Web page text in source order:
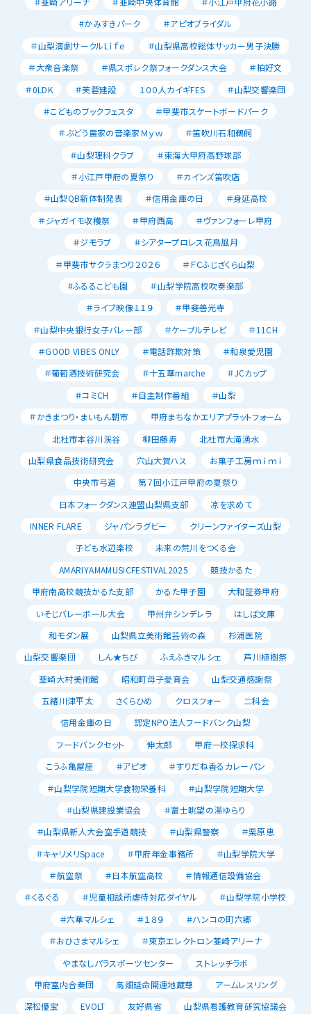
#かみすきパーク
＃アピオブライダル
＃山梨演劇サークルLｉｆｅ
＃山梨県高校総体サッカー男子決勝
＃大衆音楽祭
＃県スポレク祭フォークダンス大会
＃柏好文
＃0LDK
＃芙蓉建設 １００人カイギFES
＃山梨交響楽団
＃こどものブックフェスタ
＃甲斐市スケートボードパーク
＃ぶどう農家の音楽家Ｍｙｗ
＃笛吹川石和鵜飼
＃山梨理科クラブ
＃東海大甲府高野球部
＃小江戸甲府の夏祭り
＃カインズ笛吹店
＃山梨QB新体制発表
＃信用金庫の日
＃身延高校
＃ジャガイモ収穫祭
＃甲府西高
＃ヴァンフォーレ甲府
＃ジモラブ
＃シアタープロレス花鳥風月
＃甲斐市サクラまつり２０２６
＃ＦＣふじざくら山梨
#ふるるこども園
＃山梨学院高校吹奏楽部
＃ライブ映像１１９
＃甲斐善光寺
＃山梨中央銀行女子バレー部
＃ケーブルテレビ
＃11CH
＃GOOD VIBES ONLY
＃電話詐欺対策
＃和泉愛児園
＃葡萄酒技術研究会
＃十五華marche
＃JCカップ
＃コミCH
＃自主制作番組
＃山梨
＃かきまつり・まいもん朝市
甲府まちなかエリアプラットフォーム
北杜市本谷川渓谷
柳田藤寿
北杜市大滝湧水
山梨県食品技術研究会
穴山大賀ハス
お菓子工房ｍｉｍｉ
中央市弓道
第７回小江戸甲府の夏祭り
日本フォークダンス連盟山梨県支部
凉を求めて
INNER FLARE
ジャパンラグビー
クリーンファイターズ山梨
子ども水辺楽校
未来の荒川をつくる会
AMARIYAMAMUSICFESTIVAL2025
競技かるた
甲府南高校競技かるた支部
かるた甲子園
大和証券甲府
いそじバレーボール大会
甲州弁シンデレラ
はしば文庫
和モダン展
山梨県立美術館芸術の森
杉浦医院
山梨交響楽団
しん★ちび ふえふきマルシェ
芦川植樹祭
韮崎大村美術館
昭和町母子愛育会
山梨交通感謝祭
五緒川津平太
さくらひめ クロスフォー
二科会
信用金庫の日
認定NPO法人フードバンク山梨
フードバンクセット
伸太郎
甲府一校探求科
こうふ亀屋座
＃アピオ
＃すりだね香るカレーパン
＃山梨学院短期大学食物栄養科
＃山梨学院短期大学
＃山梨県建設業協会
＃富士眺望の湯ゆらり
＃山梨県新人大会空手道競技
＃山梨県警察
＃栗原恵
＃キャリメリSpace
＃甲府年金事務所
＃山梨学院大学
＃航空祭
＃日本航空高校
＃情報通信設備協会
＃くるぐる
＃児童相談所虐待対応ダイヤル
＃山梨学院小学校
＃六華マルシェ
＃１８９
＃ハンコの町六郷
＃おひさまマルシェ
＃東京エレクトロン韮崎アリーナ
やまなしパラスポーツセンター
ストレッチラボ
甲府室内合奏団
高畑延命開運地蔵尊
アームレスリング
深松優宝
EVOLT 友好県省
山梨県看護教育研究協議会